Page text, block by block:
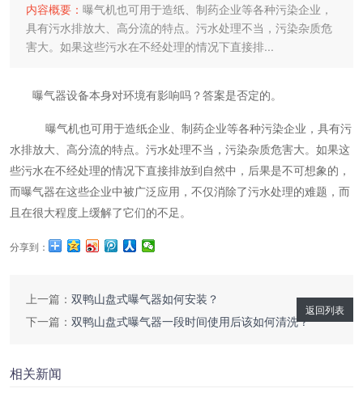
内容概要： 曝气机也可用于造纸、制药企业等各种污染企业，
具有污水排放大、高分流的特点。污水处理不当，污染杂质危
害大。如果这些污水在不经处理的情况下直接排...
曝气器设备本身对环境有影响吗？答案是否定的。
曝气机也可用于造纸企业、制药企业等各种污染企业，具有污
水排放大、高分流的特点。污水处理不当，污染杂质危害大。如果这
些污水在不经处理的情况下直接排放到自然中，后果是不可想象的，
而曝气器在这些企业中被广泛应用，不仅消除了污水处理的难题，而
且在很大程度上缓解了它们的不足。
分享到：
上一篇： 双鸭山盘式曝气器如何安装？
下一篇： 双鸭山盘式曝气器一段时间使用后该如何清洗？
返回列表
相关新闻